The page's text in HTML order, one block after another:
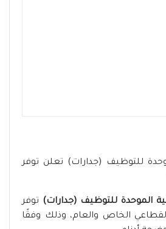
للتوظيف (جدارات) تعلن توفر
الموحدة للتوظيف (جدارات) توفر
في القطاعي الخاص والعام، وذلك وفقًا